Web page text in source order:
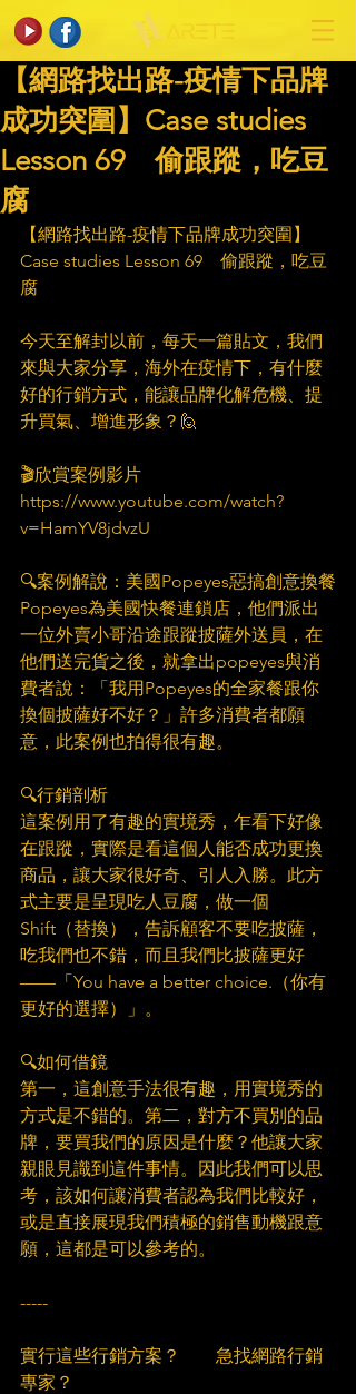
【網路找出路-疫情下品牌
成功突圍】Case studies
Lesson 69 偷跟蹤，吃豆
腐​
【網路找出路-疫情下品牌成功突圍】
Case studies Lesson 69　偷跟蹤，吃豆
腐​
今天至解封以前，每天一篇貼文，我們
來與大家分享，海外在疫情下，有什麼
好的行銷方式，能讓品牌化解危機、提
升買氣、增進形象？🙋​
🎬欣賞案例影片​
https://www.youtube.com/watch?
v=HamYV8jdvzU​
🔍案例解說：美國Popeyes惡搞創意換餐​
Popeyes為美國快餐連鎖店，他們派出
一位外賣小哥沿途跟蹤披薩外送員，在
他們送完貨之後，就拿出popeyes與消
費者說：「我用Popeyes的全家餐跟你
換個披薩好不好？」許多消費者都願
意，此案例也拍得很有趣。​
🔍行銷剖析​
這案例用了有趣的實境秀，乍看下好像
在跟蹤，實際是看這個人能否成功更換
商品，讓大家很好奇、引人入勝。此方
式主要是呈現吃人豆腐，做一個
Shift（替換），告訴顧客不要吃披薩，
吃我們也不錯，而且我們比披薩更好
——「You have a better choice.（你有
更好的選擇）」。​
🔍如何借鏡​
第一，這創意手法很有趣，用實境秀的
方式是不錯的。第二，對方不買別的品
牌，要買我們的原因是什麼？他讓大家
親眼見識到這件事情。因此我們可以思
考，該如何讓消費者認為我們比較好，
或是直接展現我們積極的銷售動機跟意
願，這都是可以參考的。​
-----​
實行這些行銷方案？　　急找網路行銷
專家？​